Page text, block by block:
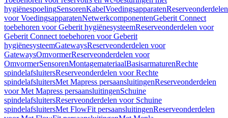
hygiënespoelingSensorenKabelVoedingsapparatenReserveonderdelen
voor VoedingsapparatenNetwerkcomponentenGeberit Connect
toebehoren voor Geberit hygiënesysteemReserveonderdelen voor
Geberit Connect toebehoren voor Geberit
hygiënesysteemGatewaysReserveonderdelen voor
GatewaysOmvormerReserveonderdelen voor
OmvormerSensorenMontagemateriaalBasisarmaturenRechte
spindelafsluitersReserveonderdelen voor Rechte
spindelafsluitersMet Mapress persaansluitingenReserveonderdelen
voor Met Mapress persaansluitingenSchuine
spindelafsluitersReserveonderdelen voor Schuine
spindelafsluitersMet FlowFit persaansluitingenReserveonderdelen